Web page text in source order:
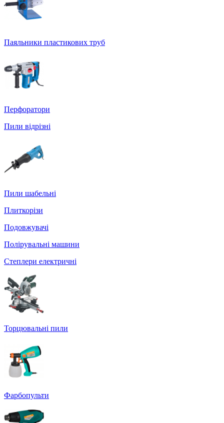
Паяльники пластикових труб
Перфоратори
Пили відрізні
Пили шабельні
Плиткорізи
Подовжувачі
Полірувальні машини
Степлери електричні
Торцювальні пили
Фарбопульти